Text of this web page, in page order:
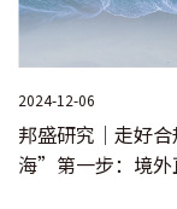
讼请求，二审法院
纷一案，逾期交房
间，且当前房地产
2024-12-06
邦盛研究｜走好
海”第一步：境外